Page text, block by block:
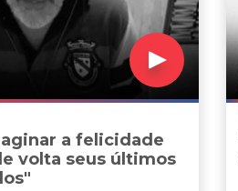
a felicidade
volta seus últimos